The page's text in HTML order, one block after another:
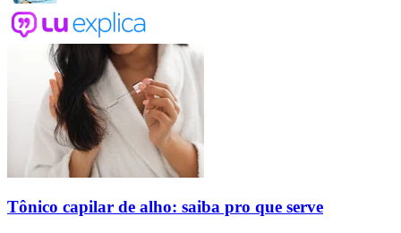
Tônico capilar de alho: saiba pro que serve